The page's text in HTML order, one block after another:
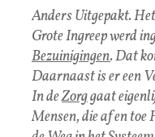
Anders Uitgepakt.
Grote Ingreep werd
Bezuinigingen. Dat
Daarnaast is er een
In deZorggaat
Mensen, die af en toe